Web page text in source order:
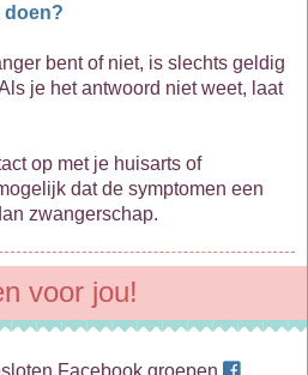
doen?
bent of niet, is slechts geldig
je het antwoord niet weet, laat
op met je huisarts of
dat de symptomen een
zwangerschap.
voor jou!
Facebook groepen